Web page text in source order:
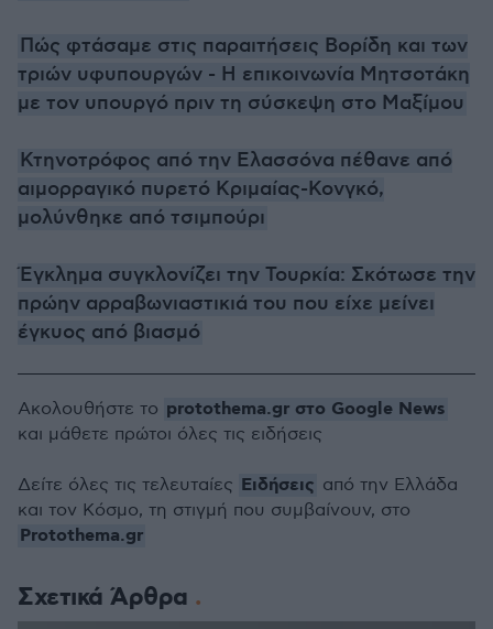
Πώς φτάσαμε στις παραιτήσεις Βορίδη και των
τριών υφυπουργών - Η επικοινωνία Μητσοτάκη
με τον υπουργό πριν τη σύσκεψη στο Μαξίμου
Κτηνοτρόφος από την Ελασσόνα πέθανε από
αιμορραγικό πυρετό Κριμαίας-Κονγκό,
μολύνθηκε από τσιμπούρι
Έγκλημα συγκλονίζει την Τουρκία: Σκότωσε την
πρώην αρραβωνιαστικιά του που είχε μείνει
έγκυος από βιασμό
Σχετικά Άρθρα
Ακολουθήστε το protothema.gr στο Google News
και μάθετε πρώτοι όλες τις ειδήσεις
Δείτε όλες τις τελευταίες Ειδήσεις από την Ελλάδα
και τον Κόσμο, τη στιγμή που συμβαίνουν, στο
Protothema.gr